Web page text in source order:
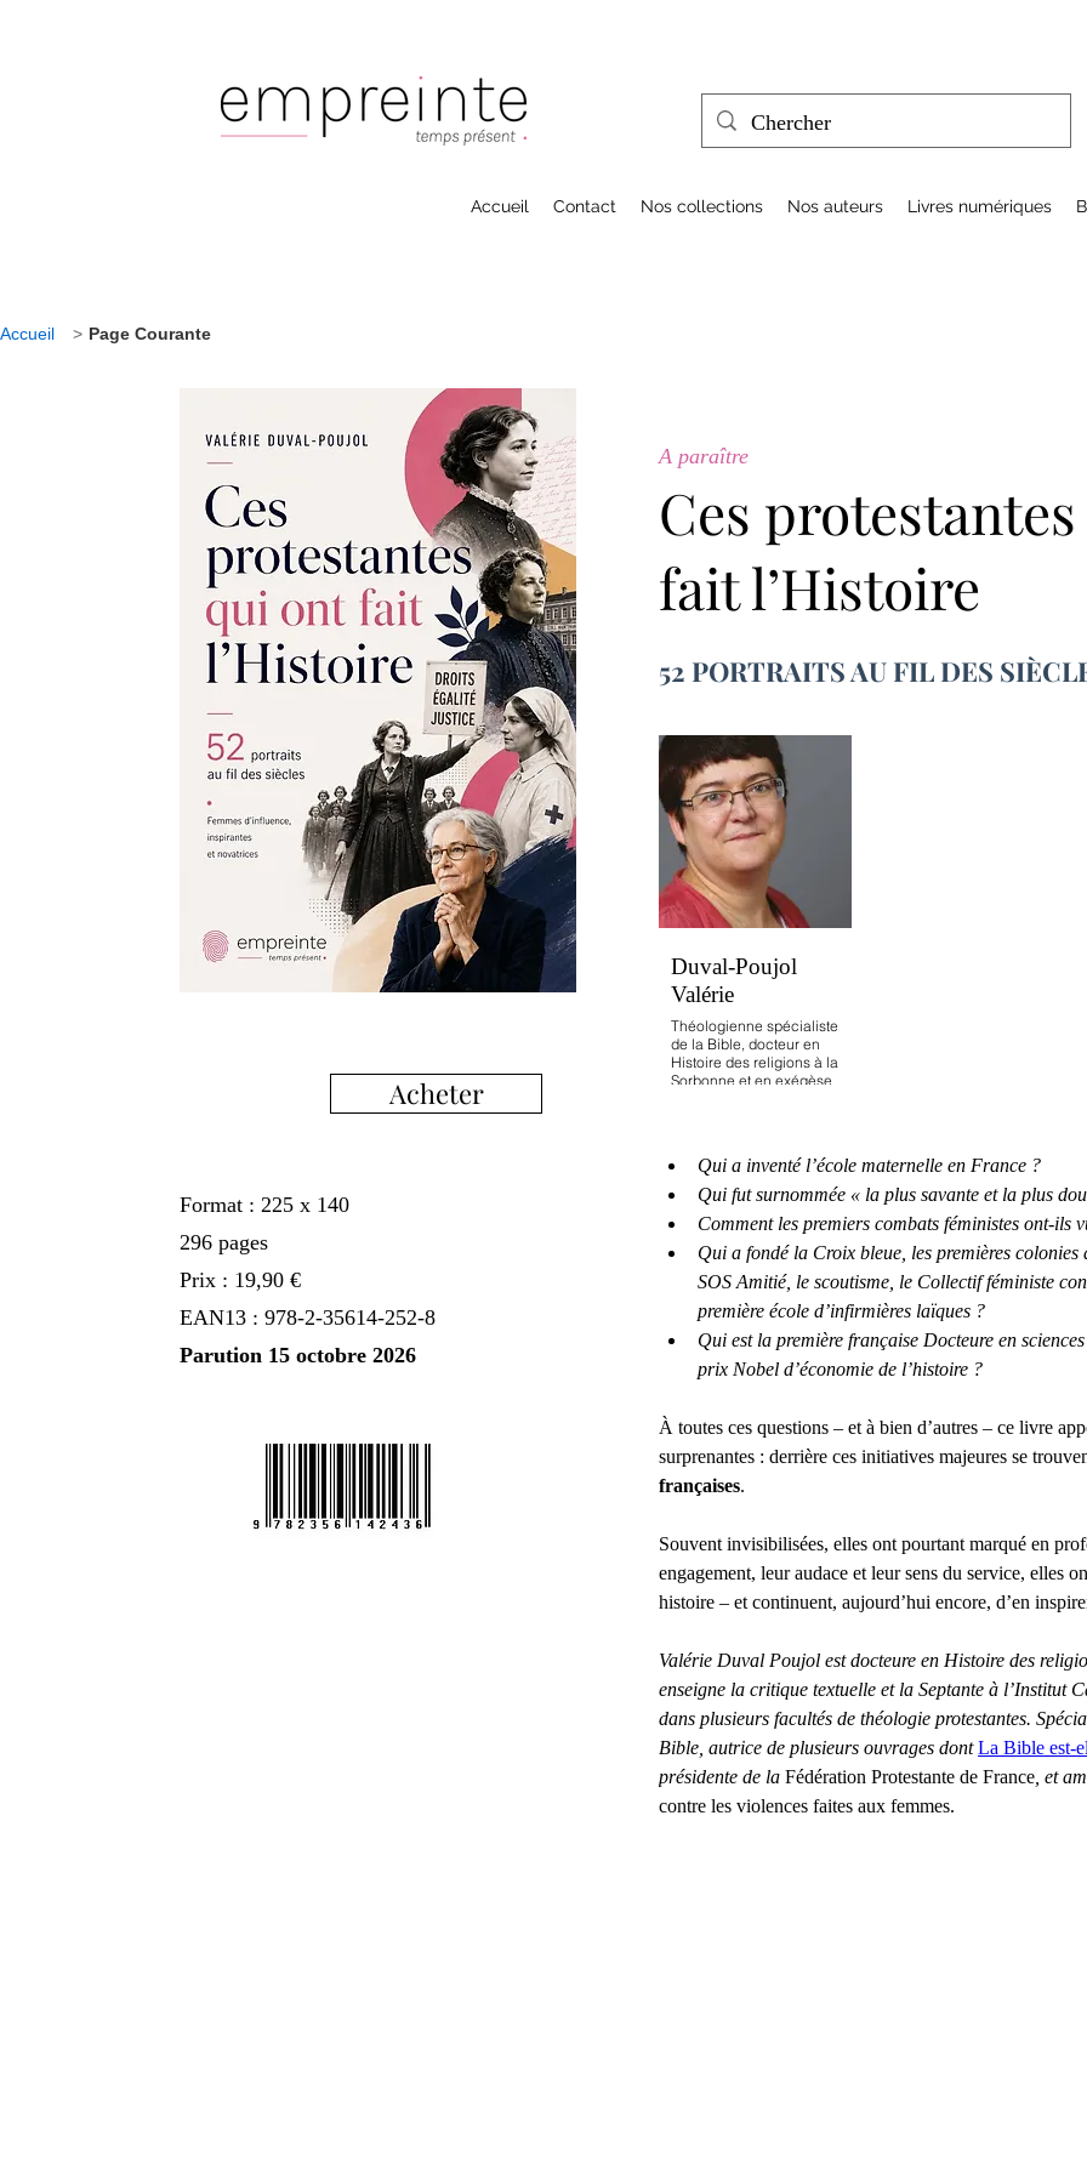
Accueil Contact Nos collections Nos auteurs Livres numériques
Accueil > Page Courante
Acheter
Format : 225 x 140
296 pages
Prix : 19,90 €
EAN13 : 978-2-35614-252-8
Parution 15 octobre 2026
A paraître
Ces
fait l’Histoire
52 PORTRAITS AU FIL DES
Duval-Poujol
Valérie
Théologienne spécialiste
de la Bible, docteur en
Histoire des religions à la
Sorbonne et en exégèse
Septante à l’Institut
catholique de Paris ainsi
que dans plusieurs
facultés de théologie
protestantes.
Qui a inventé l’école maternelle en France ?
Qui fut surnommée « la plus savante et la plus
Comment les premiers combats féministes ont-ils
Qui a fondé la Croix bleue, les premières
SOS Amitié, le scoutisme, le Collectif féministe
première école d’infirmières laïques ?
Qui est la première française Docteure en
prix Nobel d’économie de l’histoire ?
À toutes ces questions – et à bien d’autres – ce livre
surprenantes : derrière ces initiatives majeures se
françaises.
Souvent invisibilisées, elles ont pourtant marqué en
engagement, leur audace et leur sens du service, elles
histoire – et continuent, aujourd’hui encore, d’en
Valérie Duval Poujol est docteure en Histoire des
enseigne la critique textuelle et la Septante à l’Institut
dans plusieurs facultés de théologie protestantes.
Bible, autrice de plusieurs ouvrages dont La Bible est-
présidente de la Fédération Protestante de France , et
contre les violences faites aux femmes.